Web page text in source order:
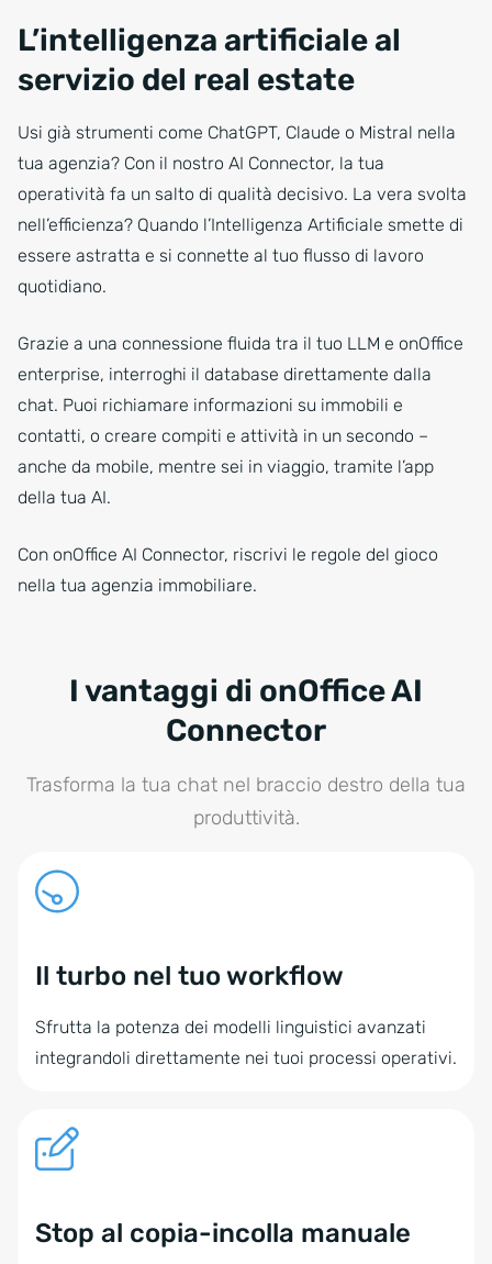
L’intelligenza artificiale al
servizio del real estate
Usi già strumenti come ChatGPT, Claude o Mistral nella
tua agenzia? Con il nostro AI Connector, la tua
operatività fa un salto di qualità decisivo. La vera svolta
nell’efficienza? Quando l’Intelligenza Artificiale smette di
essere astratta e si connette al tuo flusso di lavoro
quotidiano.
Grazie a una connessione fluida tra il tuo LLM e onOffice
enterprise, interroghi il database direttamente dalla
chat. Puoi richiamare informazioni su immobili e
contatti, o creare compiti e attività in un secondo –
anche da mobile, mentre sei in viaggio, tramite l’app
della tua AI.
Con onOffice AI Connector, riscrivi le regole del gioco
nella tua agenzia immobiliare.
I vantaggi di onOffice AI
Connector
Trasforma la tua chat nel braccio destro della tua
produttività.
Il turbo nel tuo workflow
Sfrutta la potenza dei modelli linguistici avanzati
integrandoli direttamente nei tuoi processi operativi.
Stop al copia-incolla manuale